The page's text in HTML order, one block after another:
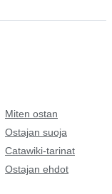
Miten ostan
Ostajan suoja
Catawiki-tarinat
Ostajan ehdot